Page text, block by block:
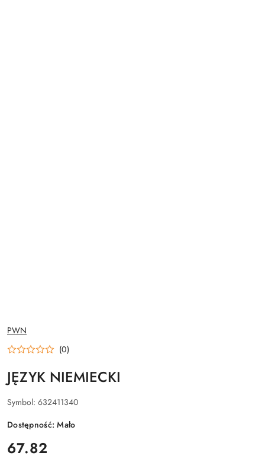
NAZWA
PRODUCENTA:
PWN
(0)
JĘZYK NIEMIECKI
Symbol: 632411340
Dostępność:Mało
cena:
67.82